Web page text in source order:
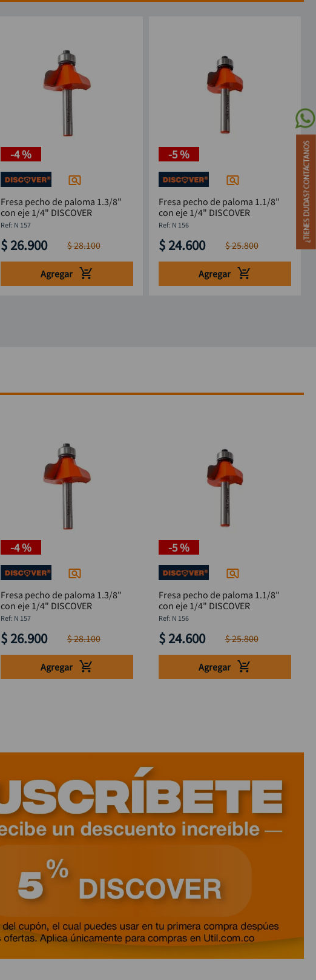
-4 %
Fresa pecho de paloma 1.3/8"
con eje 1/4" DISCOVER
: N 157
$ 26.900 $28.100
Agregar
-5 %
Fresa pecho de paloma 1.1/8"
con eje 1/4" DISCOVER
: N 156
$ 24.600 $25.800
Agregar
-4 %
Fresa pecho de paloma 1.3/8"
con eje 1/4" DISCOVER
: N 157
$ 26.900 $28.100
Agregar
-5 %
Fresa pecho de paloma 1.1/8"
con eje 1/4" DISCOVER
: N 156
$ 24.600 $25.800
Agregar